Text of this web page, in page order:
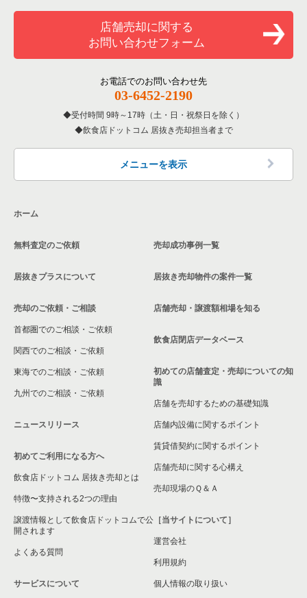
洋食の居抜き売却物件の案件一覧
その他の居抜き売却物件の案件一覧
大阪市東住吉区の飲食店の居抜き売却物件の案件一覧
門真市の飲食店の居抜き売却物件の案件一覧
大阪市天王寺区の飲食店の居抜き売却物件の案件一覧
高石市の飲食店の居抜き売却物件の案件一覧
大阪市鶴見区の飲食店の居抜き売却物件の案件一覧
大阪市浪速区の飲食店の居抜き売却物件の案件一覧
八尾市の飲食店の居抜き売却物件の案件一覧
大東市の飲食店の居抜き売却物件の案件一覧
箕面市の飲食店の居抜き売却物件の案件一覧
大阪市淀川区の飲食店の居抜き売却物件の案件一覧
大阪市東成区の飲食店の居抜き売却物件の案件一覧
大阪市城東区の飲食店の居抜き売却物件の案件一覧
大阪市旭区の飲食店の居抜き売却物件の案件一覧
和泉市の飲食店の居抜き売却物件の案件一覧
池田市の飲食店の居抜き売却物件の案件一覧
大阪府のバーの居抜き売却物件の案件一覧
大阪府の居酒屋・ダイニングバーの居抜き売却物件の案件一覧
大阪府の和食の居抜き売却物件の案件一覧
大阪府の洋食の居抜き売却物件の案件一覧
大阪府のその他の居抜き売却物件の案件一覧
店舗売却に関する
お問い合わせフォーム
お電話でのお問い合わせ先
03-6452-2190
受付時間 9時～17時（土・日・祝祭日を除く）
飲食店ドットコム 居抜き売却担当者まで
メニューを表示
ホーム
無料査定のご依頼
居抜きプラスについて
売却のご依頼・ご相談
首都圏でのご相談・ご依頼
関西でのご相談・ご依頼
東海でのご相談・ご依頼
九州でのご相談・ご依頼
ニュースリリース
初めてご利用になる方へ
飲食店ドットコム 居抜き売却とは
特徴〜支持される2つの理由
譲渡情報として飲食店ドットコムで公
開されます
よくある質問
サービスについて
売却成功事例一覧
居抜き売却物件の案件一覧
店舗売却・譲渡額相場を知る
飲食店閉店データベース
初めての店舗査定・売却についての知
識
店舗を売却するための基礎知識
店舗内設備に関するポイント
賃貸借契約に関するポイント
店舗売却に関する心構え
売却現場のＱ＆Ａ
［当サイトについて］
運営会社
利用規約
個人情報の取り扱い